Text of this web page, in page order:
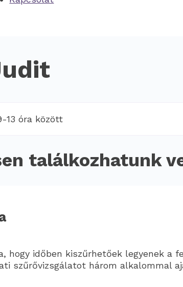
13 óra között
találkozhatunk
hogy időben kiszűrhetőek legyenek
szűrővizsgálatot három alkalommal